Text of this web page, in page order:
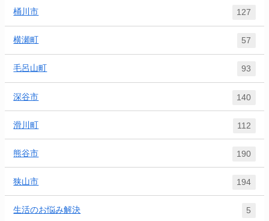
桶川市 127
横瀬町 57
毛呂山町 93
深谷市 140
滑川町 112
熊谷市 190
狭山市 194
生活のお悩み解決 5